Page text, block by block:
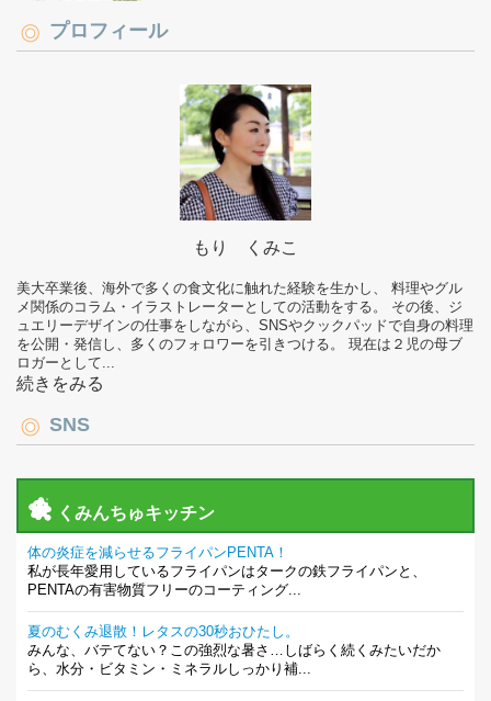
プロフィール
もり くみこ
美大卒業後、海外で多くの食文化に触れた経験を生かし、 料理やグル
メ関係のコラム・イラストレーターとしての活動をする。 その後、ジ
ュエリーデザインの仕事をしながら、SNSやクックパッドで自身の料理
を公開・発信し、多くのフォロワーを引きつける。 現在は２児の母ブ
ロガーとして...
続きをみる
SNS
くみんちゅキッチン
体の炎症を減らせるフライパンPENTA！
私が長年愛用しているフライパンはタークの鉄フライパンと、
PENTAの有害物質フリーのコーティング...
夏のむくみ退散！レタスの30秒おひたし。
みんな、バテてない？この強烈な暑さ…しばらく続くみたいだか
ら、水分・ビタミン・ミネラルしっかり補...